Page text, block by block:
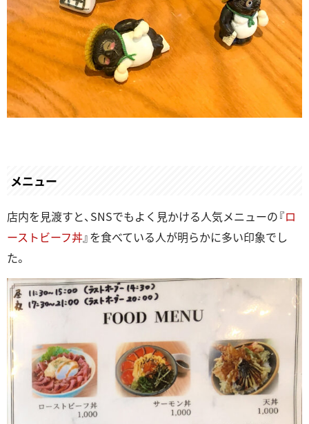
メニュー
店内を見渡すと、SNSでもよく見かける人気メニューの『ロ
ーストビーフ丼』を食べている人が明らかに多い印象でし
た。